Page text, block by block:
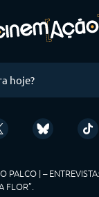
PALCO | –
FLOR”.